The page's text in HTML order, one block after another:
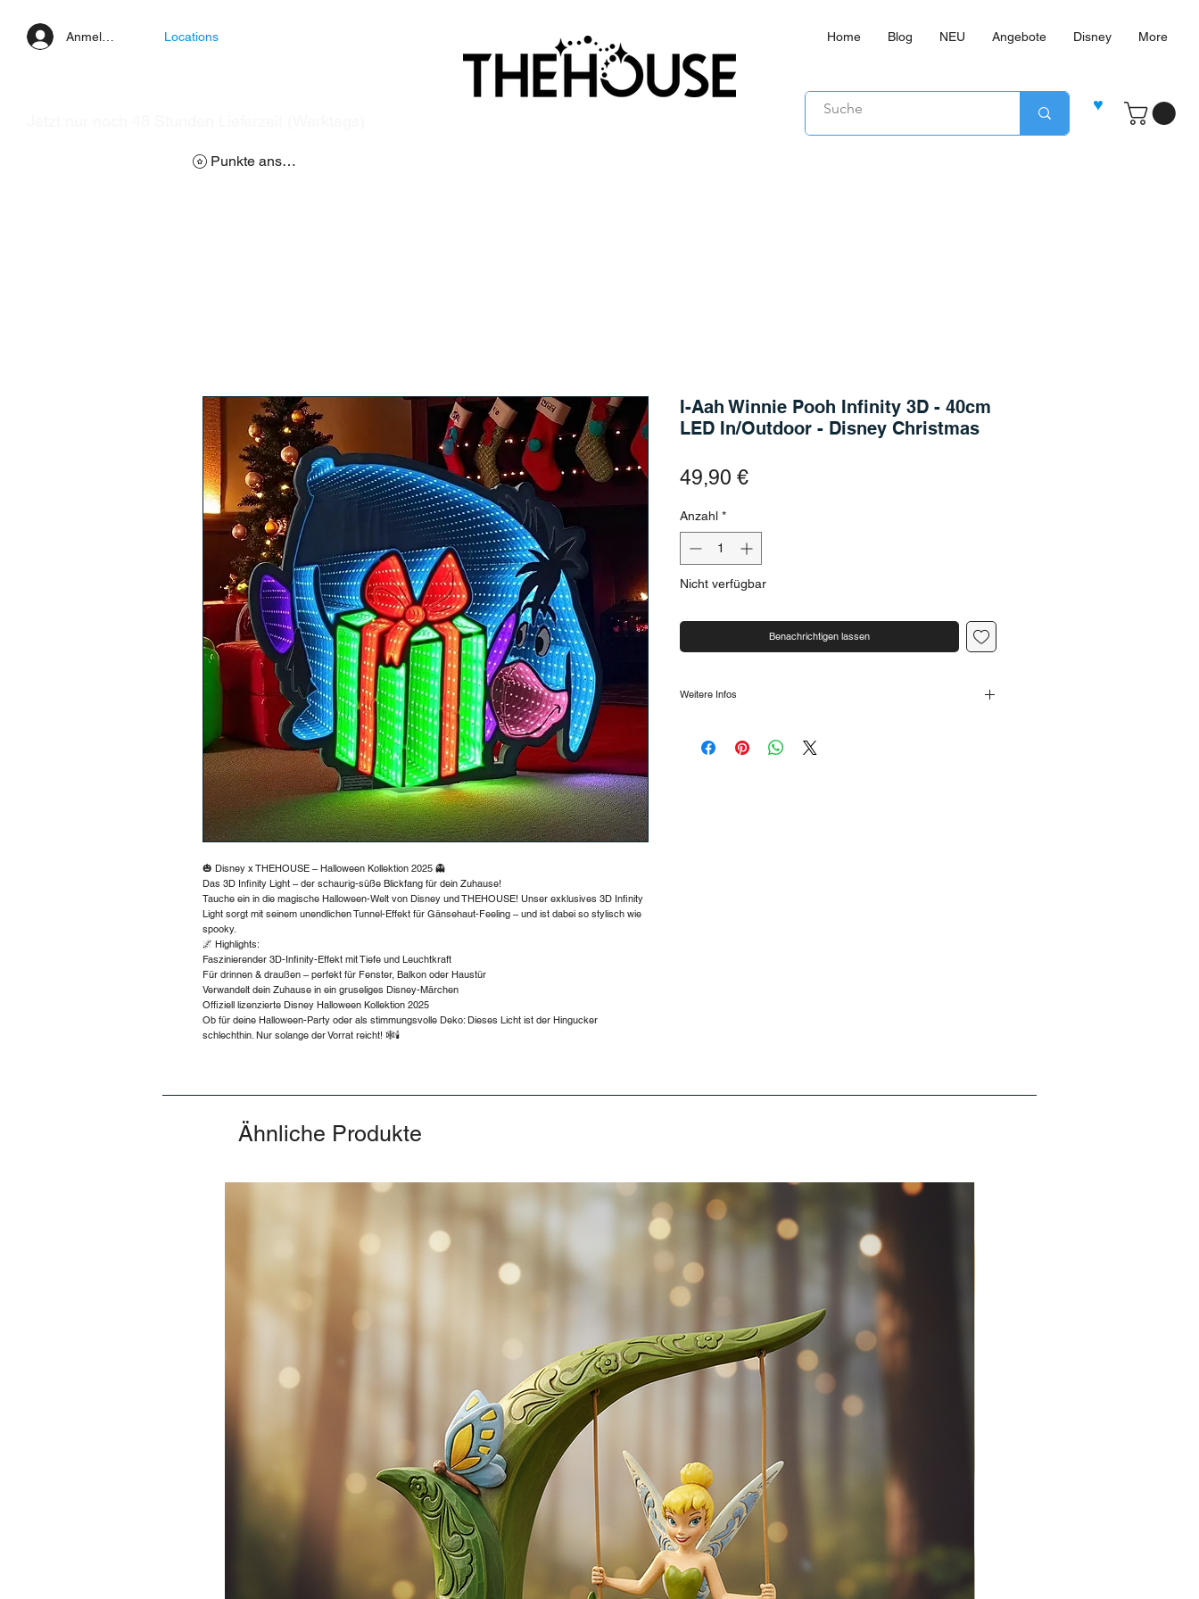
Anmelden Locations
Punkte ansehen
Home Blog NEU Angebote Disney More
♥
🎃 Disney x THEHOUSE – Halloween Kollektion 2025 👻
Das 3D Infinity Light – der schaurig-süße Blickfang für dein Zuhause!
Tauche ein in die magische Halloween-Welt von Disney und THEHOUSE! Unser exklusives 3D Infinity
Light sorgt mit seinem unendlichen Tunnel-Effekt für Gänsehaut-Feeling – und ist dabei so stylisch wie
spooky.
🌌 Highlights:
Faszinierender 3D-Infinity-Effekt mit Tiefe und Leuchtkraft
Für drinnen & draußen – perfekt für Fenster, Balkon oder Haustür
Verwandelt dein Zuhause in ein gruseliges Disney-Märchen
Offiziell lizenzierte Disney Halloween Kollektion 2025
Ob für deine Halloween-Party oder als stimmungsvolle Deko: Dieses Licht ist der Hingucker
schlechthin. Nur solange der Vorrat reicht! 🕸️🕯️
I-Aah Winnie Pooh Infinity 3D - 40cm
LED In/Outdoor - Disney Christmas
49,90 €Preis
Anzahl *
Nicht verfügbar
Benachrichtigen lassen
Weitere Infos
Ähnliche Produkte